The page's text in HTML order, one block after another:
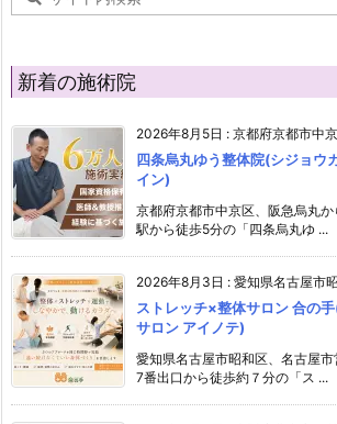
新着の施術院
2026年8月5日 : 京都府京都市中
四条烏丸ゆう整体院(シジョウ
イン)
京都府京都市中京区、阪急烏丸
駅から徒歩5分の「四条烏丸ゆ ...
2026年8月3日 : 愛知県名古屋市
ストレッチ×整体サロン 合の
サロン アイノテ)
愛知県名古屋市昭和区、名古屋
7番出口から徒歩約７分の「ス ...